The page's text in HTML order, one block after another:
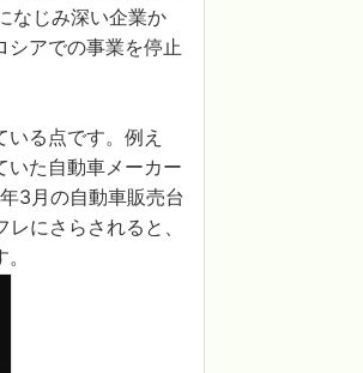
なじみ深い企業か
シアでの事業を停止
る点です。例え
いた自動車メーカー
3月の自動車販売台
にさらされると、